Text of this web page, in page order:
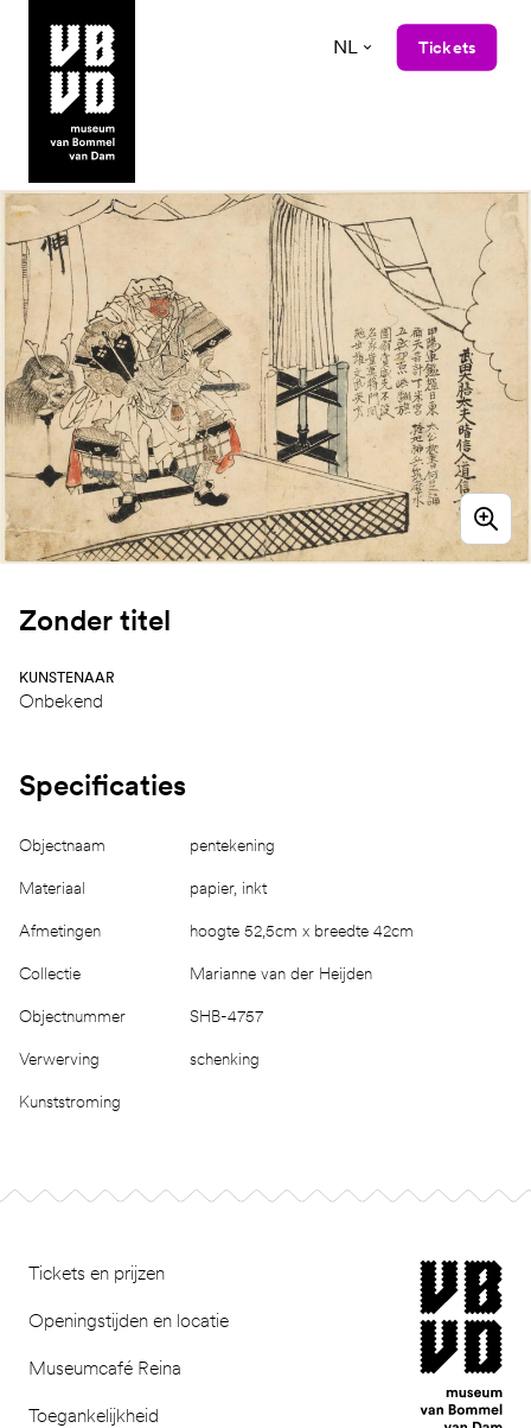
museum van Bommel van Dam
NL Tickets
Zonder titel
KUNSTENAAR
Onbekend
Specificaties
Objectnaam pentekening
Materiaal papier, inkt
Afmetingen hoogte 52,5cm x breedte 42cm
Collectie Marianne van der Heijden
Objectnummer SHB-4757
Verwerving schenking
Kunststroming
Tickets en prijzen
Openingstijden en locatie
Museumcafé Reina
Toegankelijkheid
museum van